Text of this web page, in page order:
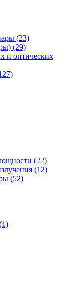
(23)
(29)
и оптических
(22)
(12)
(52)